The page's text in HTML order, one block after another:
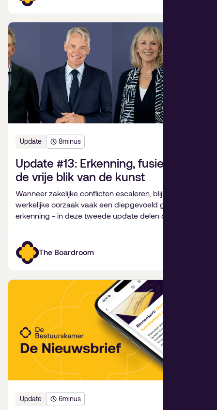
Update 8minus
Update #13: Erkenning, fusiepijn en
de vrije blik van de kunst
Wanneer zakelijke conflicten escaleren, blijkt de
werkelijke oorzaak vaak een diepgevoeld gebrek aan
erkenning - in deze tweede update delen de
onverwachte levenslessen en de kracht van kunst.
The Boardroom
Update 6minus